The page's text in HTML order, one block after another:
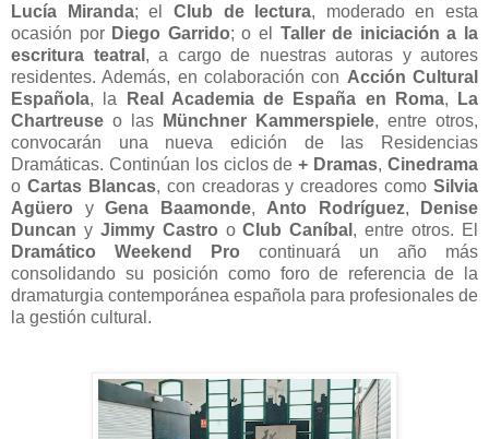
Lucía Miranda; el Club de lectura, moderado en esta
ocasión por Diego Garrido; o el Taller de iniciación a la
escritura teatral , a cargo de nuestras autoras y autores
residentes. Además, en colaboración con Acción Cultural
Española, la Real Academia de España en Roma,
La
Chartreuse o las Münchner Kammerspiele, entre otros,
convocarán una nueva edición de las Residencias
Dramáticas. Continúan los ciclos de+ Dramas,Cinedrama
o Cartas Blancas, con creadoras y creadores como Silvia
Agüero y Gena Baamonde, Anto Rodríguez,
Denise
Duncan y Jimmy Castro oClub Caníbal , entre otros. El
Dramático Weekend Pro continuará un año más
consolidando su posición como foro de referencia de la
dramaturgia contemporánea española para profesionales de
la gestión cultural.